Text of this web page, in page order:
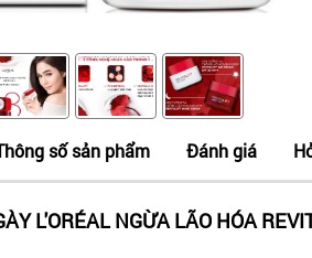
số sản phẩm Đánh giá
L'ORÉAL NGỪA LÃO HÓA